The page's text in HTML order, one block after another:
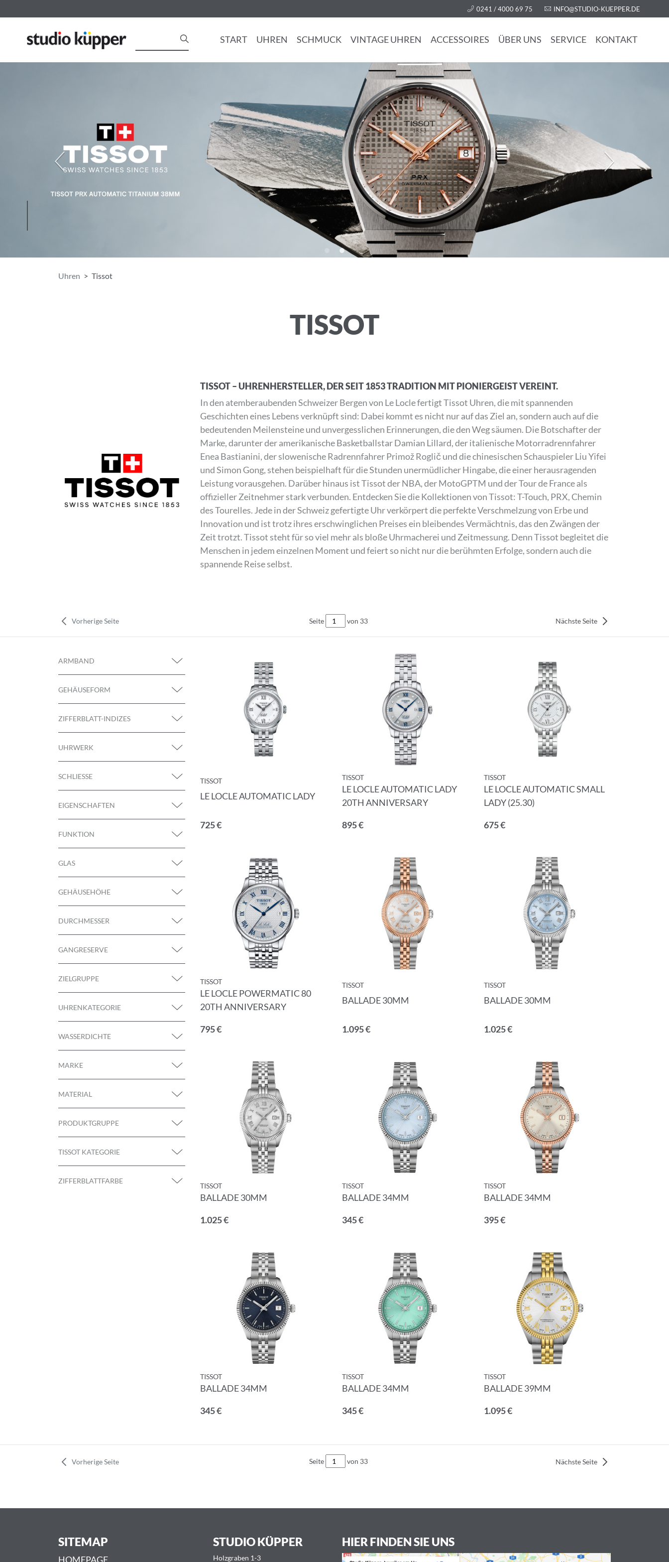
0241 / 4000 69 75 INFO@STUDIO-KUEPPER.DE
START UHREN SCHMUCK VINTAGE UHREN ACCESSOIRES ÜBER UNS SERVICE KONTAKT
Uhren Tissot
TISSOT
TISSOT – UHRENHERSTELLER, DER SEIT 1853 TRADITION MIT PIONIERGEIST VEREINT.
In den atemberaubenden Schweizer Bergen von Le Locle fertigt Tissot Uhren, die mit spannenden
Geschichten eines Lebens verknüpft sind: Dabei kommt es nicht nur auf das Ziel an, sondern auch auf die
bedeutenden Meilensteine und unvergesslichen Erinnerungen, die den Weg säumen. Die Botschafter der
Marke, darunter der amerikanische Basketballstar Damian Lillard, der italienische Motorradrennfahrer
Enea Bastianini, der slowenische Radrennfahrer Primož Roglič und die chinesischen Schauspieler Liu Yifei
und Simon Gong, stehen beispielhaft für die Stunden unermüdlicher Hingabe, die einer herausragenden
Leistung vorausgehen. Darüber hinaus ist Tissot der NBA, der MotoGPTM und der Tour de France als
offizieller Zeitnehmer stark verbunden. Entdecken Sie die Kollektionen von Tissot: T-Touch, PRX, Chemin
des Tourelles. Jede in der Schweiz gefertigte Uhr verkörpert die perfekte Verschmelzung von Erbe und
Innovation und ist trotz ihres erschwinglichen Preises ein bleibendes Vermächtnis, das den Zwängen der
Zeit trotzt. Tissot steht für so viel mehr als bloße Uhrmacherei und Zeitmessung. Denn Tissot begleitet die
Menschen in jedem einzelnen Moment und feiert so nicht nur die berühmten Erfolge, sondern auch die
spannende Reise selbst.
Vorherige Seite Seite von 33 Nächste Seite
ARMBAND
GEHÄUSEFORM
ZIFFERBLATT-INDIZES
UHRWERK
SCHLIESSE
EIGENSCHAFTEN
FUNKTION
GLAS
GEHÄUSEHÖHE
DURCHMESSER
GANGRESERVE
ZIELGRUPPE
UHRENKATEGORIE
WASSERDICHTE
MARKE
MATERIAL
PRODUKTGRUPPE
TISSOT KATEGORIE
ZIFFERBLATTFARBE
TISSOT
LE LOCLE AUTOMATIC LADY
725 €
TISSOT
LE LOCLE AUTOMATIC LADY
20TH ANNIVERSARY
895 €
TISSOT
LE LOCLE AUTOMATIC SMALL
LADY (25.30)
675 €
TISSOT
LE LOCLE POWERMATIC 80
20TH ANNIVERSARY
795 €
TISSOT
BALLADE 30MM
1.095 €
TISSOT
BALLADE 30MM
1.025 €
TISSOT
BALLADE 30MM
1.025 €
TISSOT
BALLADE 34MM
345 €
TISSOT
BALLADE 34MM
395 €
TISSOT
BALLADE 34MM
345 €
TISSOT
BALLADE 34MM
345 €
TISSOT
BALLADE 39MM
1.095 €
Vorherige Seite Seite von 33 Nächste Seite
ANMELDUNG ZUM NEWSLETTER
Vorname
E-Mail-Adresse
Ich akzeptiere die und die Datenschutzerklärung
SITEMAP
HOMEPAGE
STUDIO KÜPPER
Holzgraben 1-3
HIER FINDEN SIE UNS